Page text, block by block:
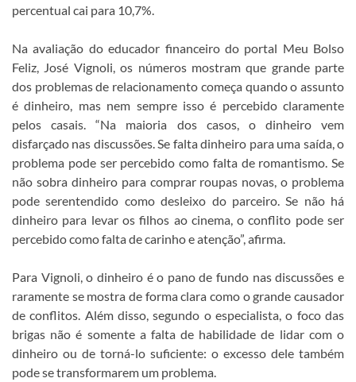
percentual cai para 10,7%.
Na avaliação do educador financeiro do portal Meu Bolso
Feliz, José Vignoli, os números mostram que grande parte
dos problemas de relacionamento começa quando o assunto
é dinheiro, mas nem sempre isso é percebido claramente
pelos casais. “Na maioria dos casos, o dinheiro vem
disfarçado nas discussões. Se falta dinheiro para uma saída, o
problema pode ser percebido como falta de romantismo. Se
não sobra dinheiro para comprar roupas novas, o problema
pode serentendido como desleixo do parceiro. Se não há
dinheiro para levar os filhos ao cinema, o conflito pode ser
percebido como falta de carinho e atenção”, afirma.
Para Vignoli, o dinheiro é o pano de fundo nas discussões e
raramente se mostra de forma clara como o grande causador
de conflitos. Além disso, segundo o especialista, o foco das
brigas não é somente a falta de habilidade de lidar com o
dinheiro ou de torná-lo suficiente: o excesso dele também
pode se transformarem um problema.